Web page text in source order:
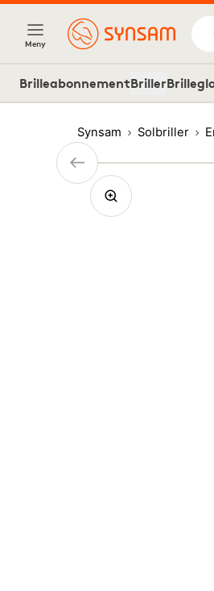
Meny
BrilleabonnementBriller
Synsam Solbriller